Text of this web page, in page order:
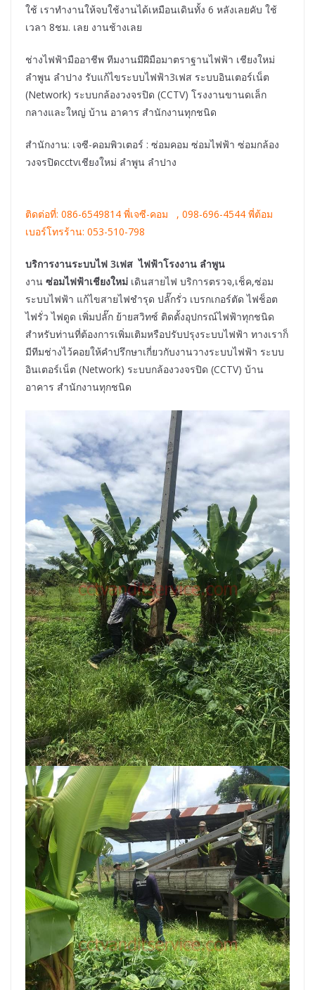
ใช้ เราทำงานให้จบใช้งานได้เหมือนเดินทั้ง 6 หลังเลยคับ ใช้
เวลา 8ชม. เลย งานช้างเลย
ช่างไฟฟ้ามืออาชีพ ทีมงานมีฝีมือมาตราฐานไฟฟ้า เชียงใหม่
ลำพูน ลำปาง รับแก้ไขระบบไฟฟ้า3เฟส ระบบอินเตอร์เน็ต
(Network) ระบบกล้องวงจรปิด (CCTV) โรงงานขานดเล็ก
กลางและใหญ่ บ้าน อาคาร สำนักงานทุกชนิด
สำนักงาน: เจซี-คอมพิวเตอร์ : ซ่อมคอม ซ่อมไฟฟ้า ซ่อมกล้อง
วงจรปิดcctvเชียงใหม่ ลำพูน ลำปาง
ติดต่อที่: 086-6549814 พี่เจซี-คอม , 098-696-4544 พี่ต้อม
เบอร์โทรร้าน: 053-510-798
บริการงานระบบไฟ 3เฟส ไฟฟ้าโรงงาน ลำพูน
งาน ซ่อมไฟฟ้าเชียงใหม่ เดินสายไฟ บริการตรวจ,เช็ค,ซ่อม
ระบบไฟฟ้า แก้ไขสายไฟชำรุด ปลั๊กรั่ว เบรกเกอร์ตัด ไฟช็อต
ไฟรั่ว ไฟดูด เพิ่มปลั๊ก ย้ายสวิทซ์ ติดตั้งอุปกรณ์ไฟฟ้าทุกชนิด
สำหรับท่านที่ต้องการเพิ่มเติมหรือปรับปรุงระบบไฟฟ้า ทางเราก็
มีทีมช่างไว้คอยให้คำปรึกษาเกี่ยวกับงานวางระบบไฟฟ้า ระบบ
อินเตอร์เน็ต (Network) ระบบกล้องวงจรปิด (CCTV) บ้าน
อาคาร สำนักงานทุกชนิด